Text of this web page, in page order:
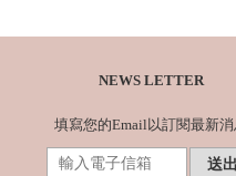
NEWS LETTER
填寫您的Email以訂閱最新消
送出